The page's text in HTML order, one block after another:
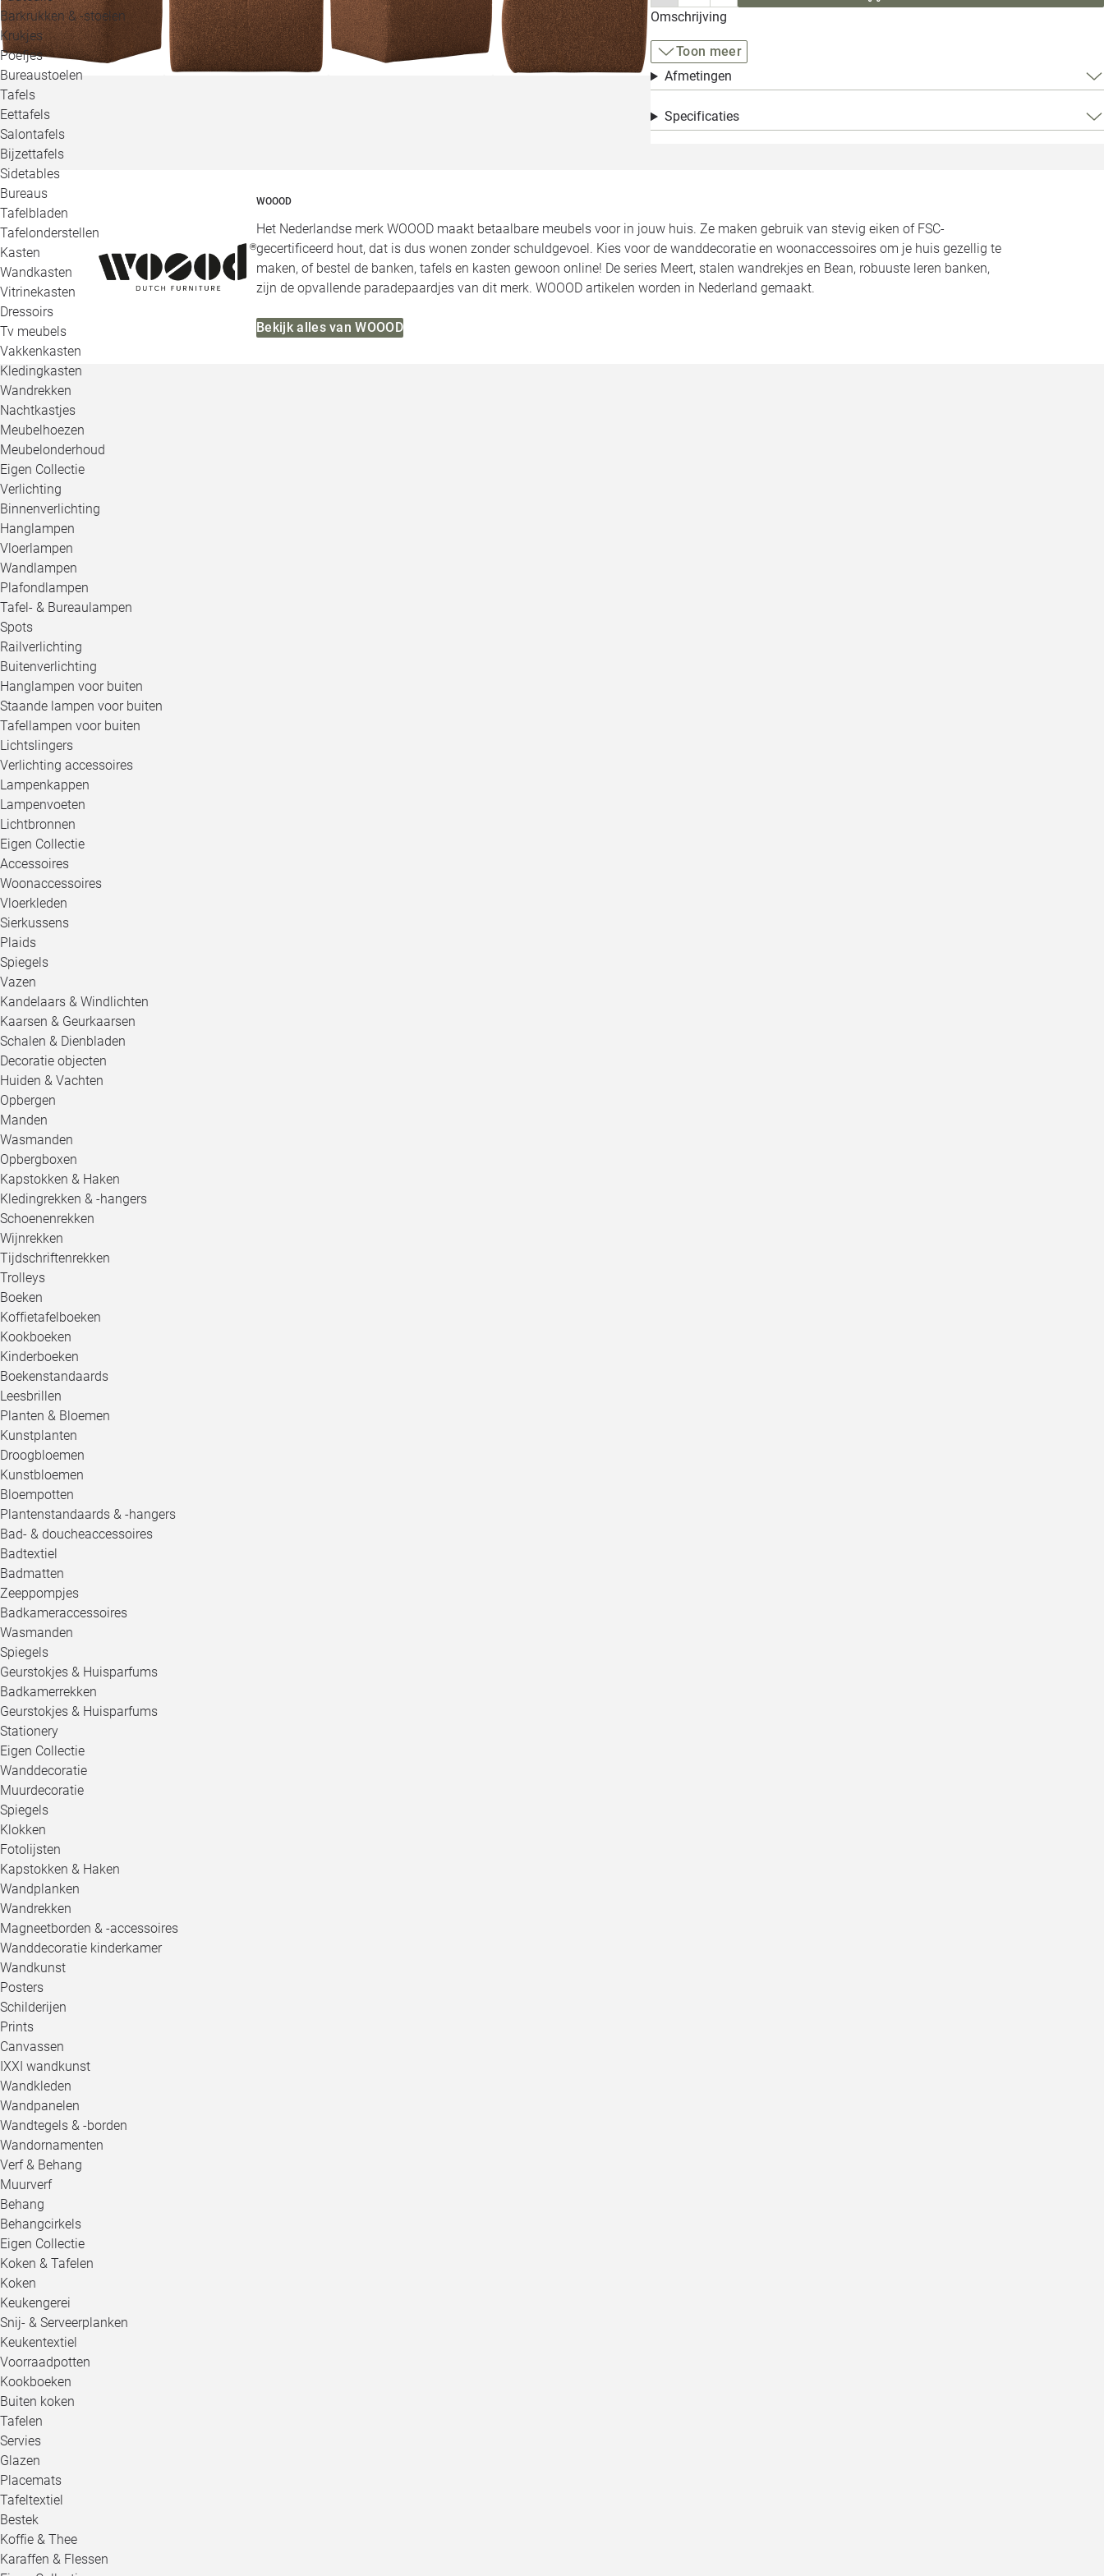
Barkrukken & -stoelen
Krukjes
Poefjes
Bureaustoelen
Tafels
Eettafels
Salontafels
Bijzettafels
Sidetables
Bureaus
Tafelbladen
Tafelonderstellen
Kasten
Wandkasten
Vitrinekasten
Dressoirs
Tv meubels
Vakkenkasten
Kledingkasten
Wandrekken
Nachtkastjes
Meubelhoezen
Meubelonderhoud
Eigen Collectie
Verlichting
Binnenverlichting
Hanglampen
Vloerlampen
Wandlampen
Plafondlampen
Tafel- & Bureaulampen
Spots
Railverlichting
Buitenverlichting
Hanglampen voor buiten
Staande lampen voor buiten
Tafellampen voor buiten
Lichtslingers
Verlichting accessoires
Lampenkappen
Lampenvoeten
Lichtbronnen
Eigen Collectie
Accessoires
Woonaccessoires
Vloerkleden
Sierkussens
Plaids
Spiegels
Vazen
Kandelaars & Windlichten
Kaarsen & Geurkaarsen
Schalen & Dienbladen
Decoratie objecten
Huiden & Vachten
Opbergen
Manden
Wasmanden
Opbergboxen
Kapstokken & Haken
Kledingrekken & -hangers
Schoenenrekken
Wijnrekken
Tijdschriftenrekken
Trolleys
Boeken
Koffietafelboeken
Kookboeken
Kinderboeken
Boekenstandaards
Leesbrillen
Planten & Bloemen
Kunstplanten
Droogbloemen
Kunstbloemen
Bloempotten
Plantenstandaards & -hangers
Bad- & doucheaccessoires
Badtextiel
Badmatten
Zeeppompjes
Badkameraccessoires
Wasmanden
Spiegels
Geurstokjes & Huisparfums
Badkamerrekken
Geurstokjes & Huisparfums
Stationery
Eigen Collectie
Wanddecoratie
Muurdecoratie
Spiegels
Klokken
Fotolijsten
Kapstokken & Haken
Wandplanken
Wandrekken
Magneetborden & -accessoires
Wanddecoratie kinderkamer
Wandkunst
Posters
Schilderijen
Prints
Canvassen
IXXI wandkunst
Wandkleden
Wandpanelen
Wandtegels & -borden
Wandornamenten
Verf & Behang
Muurverf
Behang
Behangcirkels
Eigen Collectie
Koken & Tafelen
Koken
Keukengerei
Snij- & Serveerplanken
Keukentextiel
Voorraadpotten
Kookboeken
Buiten koken
Tafelen
Servies
Glazen
Placemats
Tafeltextiel
Bestek
Koffie & Thee
Karaffen & Flessen
Omschrijving
Toon meer
Afmetingen
Specificaties
WOOOD
Het Nederlandse merk WOOOD maakt betaalbare meubels voor in jouw huis. Ze maken gebruik van stevig eiken of FSC-
gecertificeerd hout, dat is dus wonen zonder schuldgevoel. Kies voor de wanddecoratie en woonaccessoires om je huis gezellig te
maken, of bestel de banken, tafels en kasten gewoon online! De series Meert, stalen wandrekjes en Bean, robuuste leren banken,
zijn de opvallende paradepaardjes van dit merk. WOOOD artikelen worden in Nederland gemaakt.
Bekijk alles van WOOOD